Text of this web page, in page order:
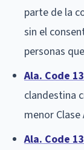
parte de la
sin el
personas
Ala. Code
clandestina
menor Clase
Ala. Code